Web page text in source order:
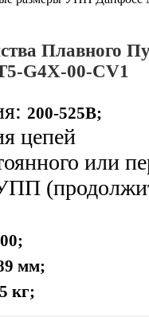
Плавного
G4X-00-CV1
200-525В;
цепей
или
мм;
кг;